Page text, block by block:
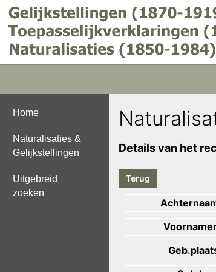
Home
Naturalisaties &
Gelijkstellingen
Uitgebreid
zoeken
Details van het